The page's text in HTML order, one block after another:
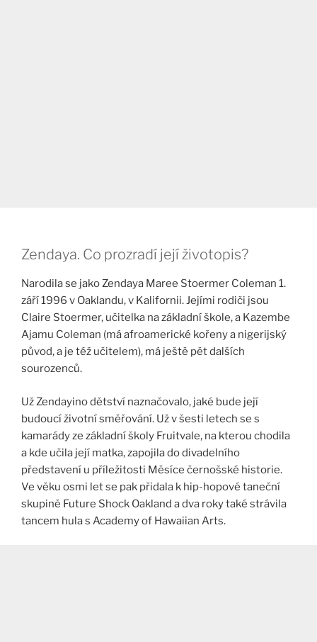
Zendaya. Co prozradí její životopis?
Narodila se jako Zendaya Maree Stoermer Coleman 1.
září 1996 v Oaklandu, v Kalifornii. Jejími rodiči jsou
Claire Stoermer, učitelka na základní škole, a Kazembe
Ajamu Coleman (má afroamerické kořeny a nigerijský
původ, a je též učitelem), má ještě pět dalších
sourozenců.
Už Zendayino dětství naznačovalo, jaké bude její
budoucí životní směřování. Už v šesti letech se s
kamarády ze základní školy Fruitvale, na kterou chodila
a kde učila její matka, zapojila do divadelního
představení u příležitosti Měsíce černošské historie.
Ve věku osmi let se pak přidala k hip-hopové taneční
skupině Future Shock Oakland a dva roky také strávila
tancem hula s Academy of Hawaiian Arts​​.